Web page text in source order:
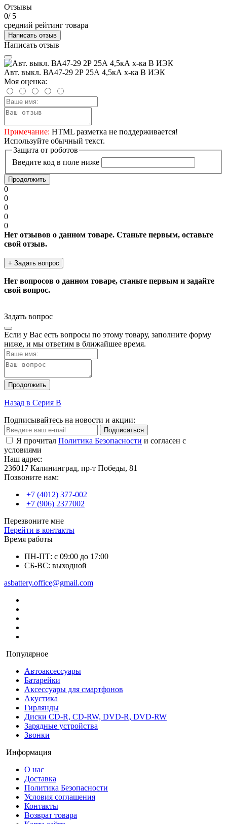
Отзывы
0/ 5
средний рейтинг товара
Написать отзыв
Написать отзыв
Авт. выкл. ВА47-29 2Р 25А 4,5кА х-ка B ИЭК
Моя оценка:
Примечание: HTML разметка не поддерживается!
Используйте обычный текст.
Защита от роботов
Введите код в поле ниже
Продолжить
0
0
0
0
0
Нет отзывов о данном товаре. Станьте первым, оставьте
свой отзыв.
+ Задать вопрос
Нет вопросов о данном товаре, станьте первым и задайте
свой вопрос.
Задать вопрос
Если у Вас есть вопросы по этому товару, заполните форму
ниже, и мы ответим в ближайшее время.
Продолжить
Назад в Серия B
Подписывайтесь на новости и акции:
Подписаться
Я прочитал Политика Безопасности и согласен с
условиями
Наш адрес:
236017 Калининград,​ пр-т Победы, 81
Позвоните нам:
+7 (4012) 377-002
+7 (906) 2377002
Перезвоните мне
Перейти в контакты
Время работы
ПН-ПТ: с 09:00 до 17:00
СБ-ВС: выходной
asbattery.office@gmail.com
Популярное
Автоаксессуары
Батарейки
Аксессуары для смартфонов
Акустика
Гирлянды
Диски CD-R, CD-RW, DVD-R, DVD-RW
Зарядные устройства
Звонки
Информация
О нас
Доставка
Политика Безопасности
Условия соглашения
Контакты
Возврат товара